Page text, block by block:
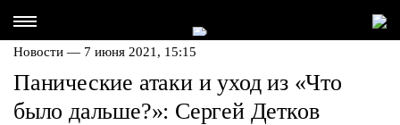
Новости — 7 июня 2021, 15:15
Панические атаки и уход из «Что
было дальше?»: Сергей Детков